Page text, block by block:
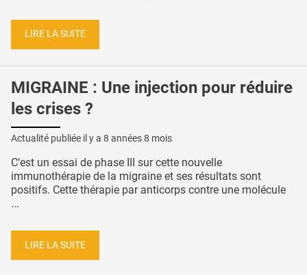
LIRE LA SUITE
MIGRAINE : Une injection pour réduire
les crises ?
Actualité publiée il y a 8 années 8 mois
C’est un essai de phase III sur cette nouvelle
immunothérapie de la migraine et ses résultats sont
positifs. Cette thérapie par anticorps contre une molécule
...
LIRE LA SUITE